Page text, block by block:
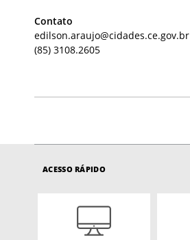
Contato
edilson.araujo@cidades.ce.gov.br
(85) 3108.2605
ACESSO RÁPIDO